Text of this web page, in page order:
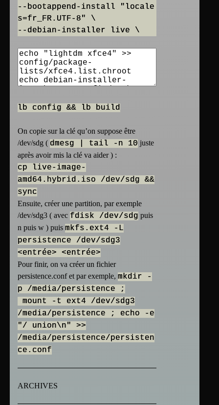
--bootappend-install "locale
s=fr_FR.UTF-8" \
--debian-installer live \
lb config && lb build
On copie sur la clé qu’on suppose être
/dev/sdg ( dmesg | tail -n 10 juste
après avoir mis la clé va aider ) :
cp live-image-
amd64.hybrid.iso /dev/sdg &&
sync
Ensuite, créer une partition, par exemple
/dev/sdg3 ( avec fdisk /dev/sdg puis
n puis w ) puis mkfs.ext4 -L
persistence /dev/sdg3
<entrée> <entrée>
Pour finir, on va créer un fichier
persistence.conf et par exemple, mkdir -
p /media/persistence ;
mount -t ext4 /dev/sdg3
/media/persistence ; echo -e
"/ union\n" >>
/media/persistence/persisten
ce.conf
ARCHIVES